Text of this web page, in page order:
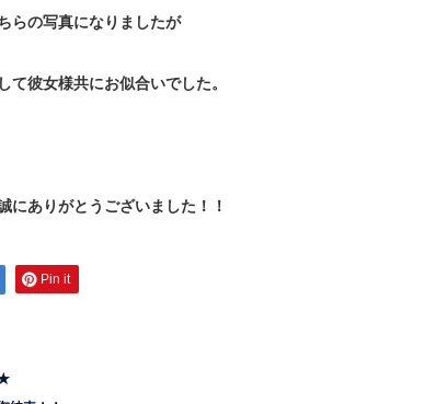
らの写真になりましたが
て彼女様共にお似合いでした。
にありがとうございました！！
Pin it